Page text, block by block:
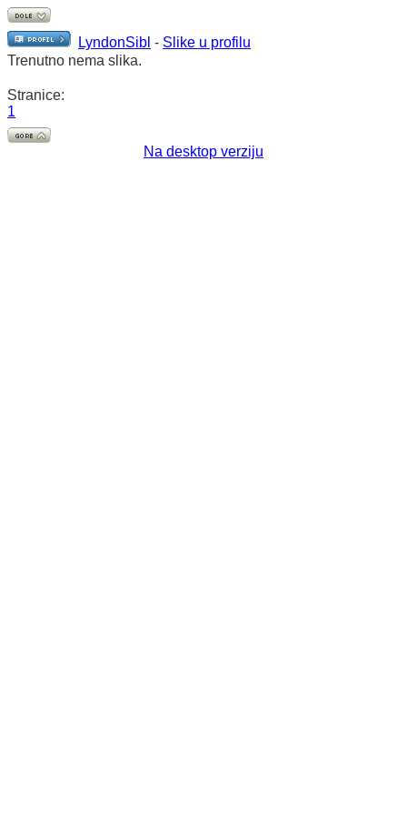
LyndonSibl - Slike u profilu
Trenutno nema slika.
Stranice:
1
Na desktop verziju